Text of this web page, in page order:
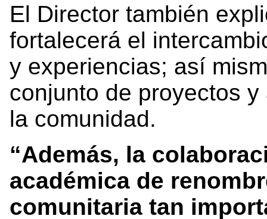
El Director también
fortalecerá el
y experiencias; así
conjunto de proyectos
la comunidad.
“Además, la
académica de
comunitaria tan